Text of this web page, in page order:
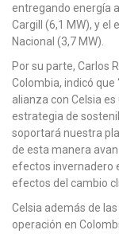
entregando energía
Cargill (6,1 MW), y
Nacional (3,7 MW).
Por su parte, Carlos
Colombia, indicó
alianza con Celsia
estrategia de
soportará nuestra
de esta manera
efectos invernadero
efectos del cambio
Celsia además de
operación en